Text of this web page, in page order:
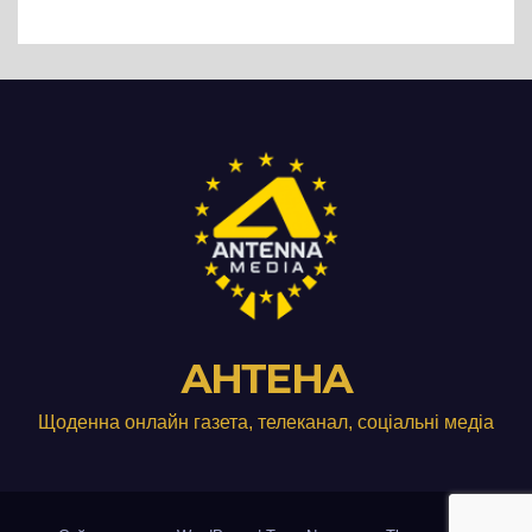
АНТЕНА
Щоденна онлайн газета, телеканал, соціальні медіа